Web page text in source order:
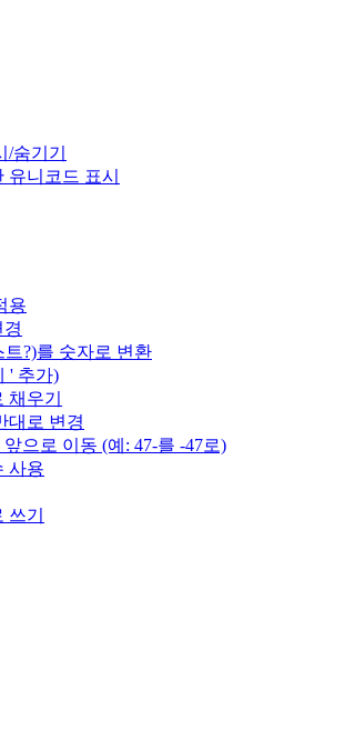
숨기기
유니코드 표시
용
?)를 숫자로 변환
' 추가)
우기
대로 변경
으로 이동 (예: 47-를 -47로)
사용
기